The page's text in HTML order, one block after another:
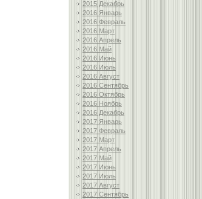
2015 Декабрь
2016 Январь
2016 Февраль
2016 Март
2016 Апрель
2016 Май
2016 Июнь
2016 Июль
2016 Август
2016 Сентябрь
2016 Октябрь
2016 Ноябрь
2016 Декабрь
2017 Январь
2017 Февраль
2017 Март
2017 Апрель
2017 Май
2017 Июнь
2017 Июль
2017 Август
2017 Сентябрь